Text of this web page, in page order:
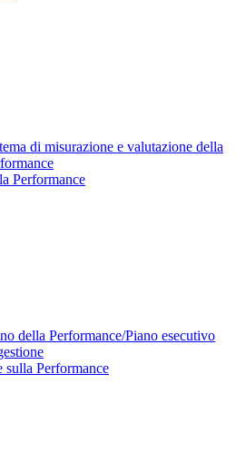
di misurazione e valutazione della
Performance
della Performance/Piano esecutivo
sulla Performance